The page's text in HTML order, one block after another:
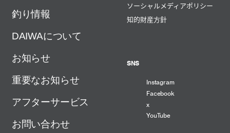
釣り情報
DAIWAについて
お知らせ
重要なお知らせ
アフターサービス
お問い合わせ
ソーシャルメディアポリシー
知的財産方針
SNS
Instagram
Facebook
x
YouTube